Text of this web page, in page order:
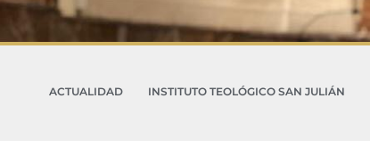
ACTUALIDAD INSTITUTO TEOLÓGICO SAN JULIÁN